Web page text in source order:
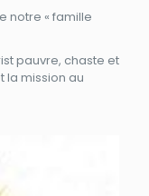
notre « famille
pauvre, chaste et
la mission au